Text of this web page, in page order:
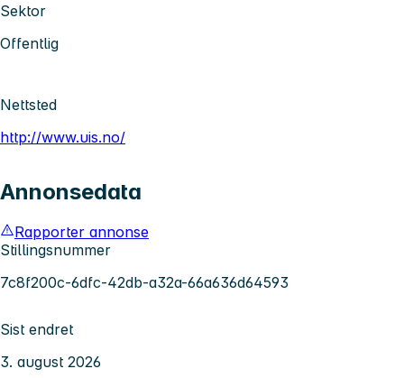
Sektor
Offentlig
Nettsted
http://www.uis.no/
Annonsedata
Rapporter annonse
Stillingsnummer
7c8f200c-6dfc-42db-a32a-66a636d64593
Sist endret
3. august 2026